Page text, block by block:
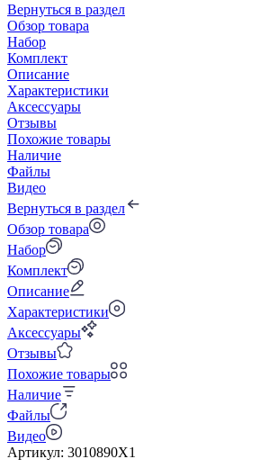
Вернуться в раздел
Обзор товара
Набор
Комплект
Описание
Характеристики
Аксессуары
Отзывы
Похожие товары
Наличие
Файлы
Видео
Вернуться в раздел
Обзор товара
Набор
Комплект
Описание
Характеристики
Аксессуары
Отзывы
Похожие товары
Наличие
Файлы
Видео
Артикул: 3010890X1